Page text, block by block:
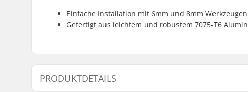
Einfache Installation mit 6mm und 8mm Werkzeugen
Gefertigt aus leichtem und robustem 7075-T6
PRODUKTDETAILS